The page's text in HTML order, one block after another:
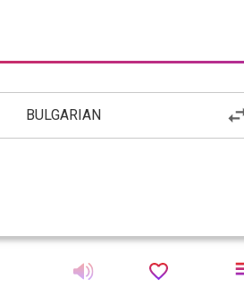
BULGARIAN